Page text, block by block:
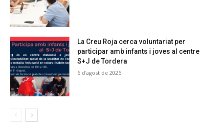
La Creu Roja cerca voluntariat per
participar amb infants i joves al centre
S+J de Tordera
6 d'agost de 2026